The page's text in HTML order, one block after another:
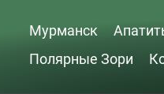
Мурманск
Полярные Зори